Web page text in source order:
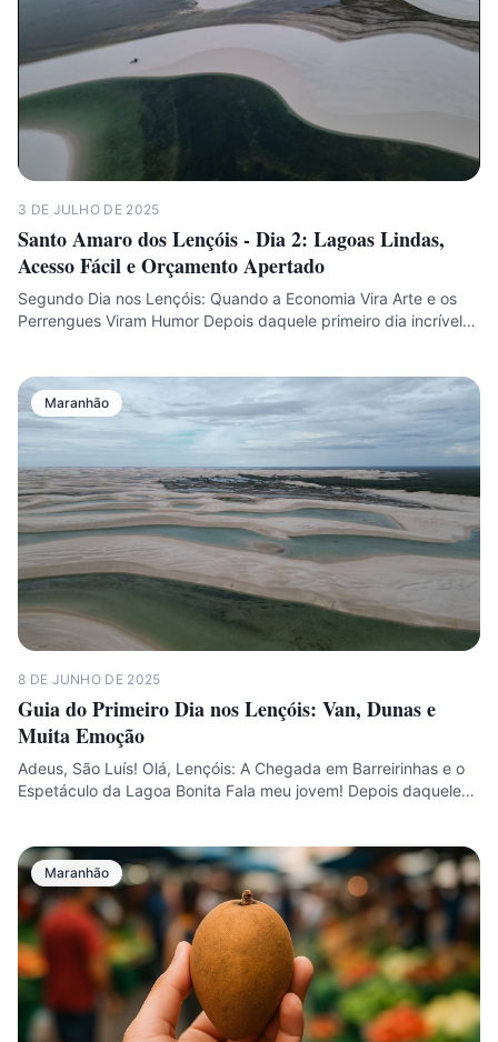
3 DE JULHO DE 2025
Santo Amaro dos Lençóis - Dia 2: Lagoas Lindas,
Acesso Fácil e Orçamento Apertado
Segundo Dia nos Lençóis: Quando a Economia Vira Arte e os
Perrengues Viram Humor Depois daquele primeiro dia incrível…
Maranhão
8 DE JUNHO DE 2025
Guia do Primeiro Dia nos Lençóis: Van, Dunas e
Muita Emoção
Adeus, São Luís! Olá, Lençóis: A Chegada em Barreirinhas e o
Espetáculo da Lagoa Bonita Fala meu jovem! Depois daquele…
Maranhão